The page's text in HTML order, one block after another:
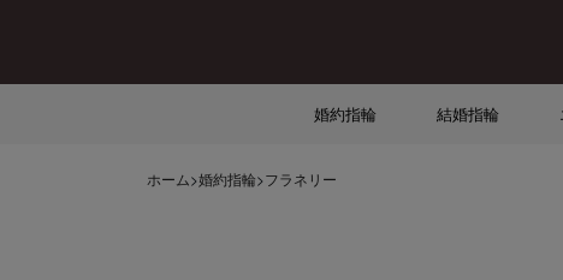
婚約指輪 結婚指輪
ホーム>婚約指輪>フラネリー